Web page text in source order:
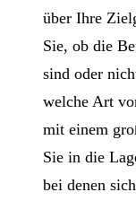
über Ihre
Sie, ob die
sind oder
welche Art
mit einem
Sie in die
bei denen